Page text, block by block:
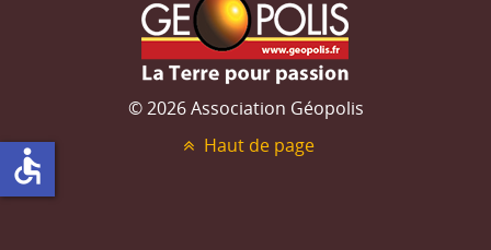
© 2026 Association Géopolis
Haut de page
accessible